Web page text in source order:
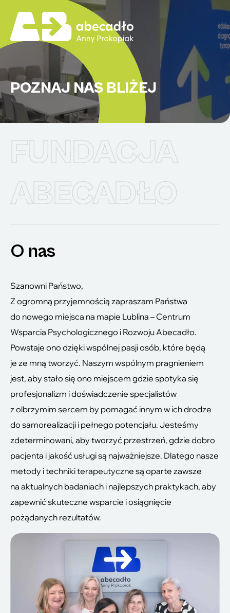
POZNAJ NAS BLIŻEJ
FUNDACJA
ABECADŁO
O nas
Szanowni Państwo,
Z ogromną przyjemnością zapraszam Państwa
do nowego miejsca na mapie Lublina – Centrum
Wsparcia Psychologicznego i Rozwoju Abecadło.
Powstaje ono dzięki wspólnej pasji osób, które będą
je ze mną tworzyć. Naszym wspólnym pragnieniem
jest, aby stało się ono miejscem gdzie spotyka się
profesjonalizm i doświadczenie specjalistów
z olbrzymim sercem by pomagać innym w ich drodze
do samorealizacji i pełnego potencjału. Jesteśmy
zdeterminowani, aby tworzyć przestrzeń, gdzie dobro
pacjenta i jakość usługi są najważniejsze. Dlatego nasze
metody i techniki terapeutyczne są oparte zawsze
na aktualnych badaniach i najlepszych praktykach, aby
zapewnić skuteczne wsparcie i osiągnięcie
pożądanych rezultatów.